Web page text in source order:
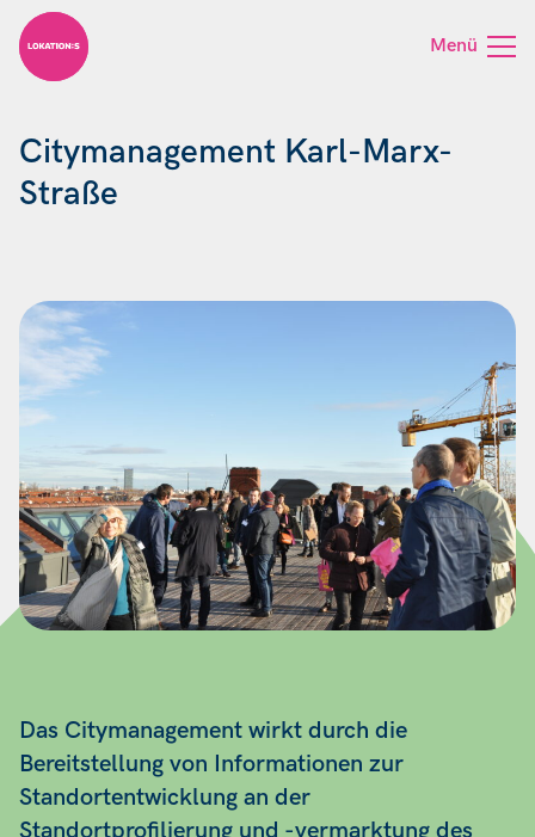
Skip to content
Menü
Citymanagement Karl-Marx-
Straße
Das Citymanagement wirkt durch die
Bereitstellung von Informationen zur
Standortentwicklung an der
Standortprofilierung und -vermarktung des